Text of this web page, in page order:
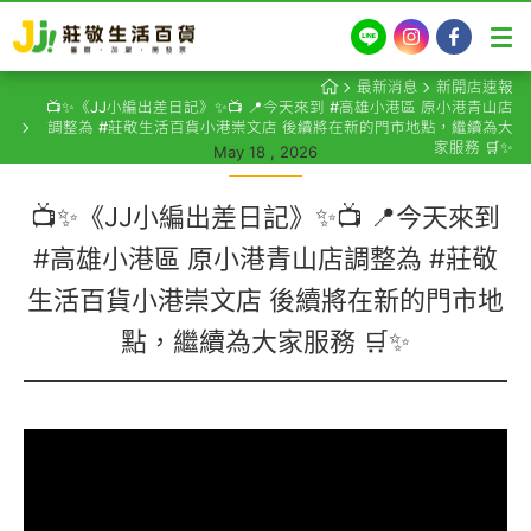
LINE InstagramFacebook
最新消息
新開店速報
📺✨《JJ小編出差日記》✨📺 📍今天來到 #高雄小港區 原小港青山店
調整為 #莊敬生活百貨小港崇文店 後續將在新的門市地點，繼續為大
家服務 🛒✨
May 18 , 2026
📺✨《JJ小編出差日記》✨📺 📍今天來到
#高雄小港區 原小港青山店調整為 #莊敬
生活百貨小港崇文店 後續將在新的門市地
點，繼續為大家服務 🛒✨